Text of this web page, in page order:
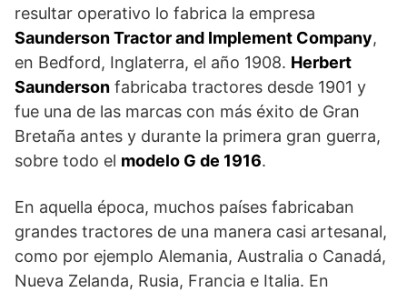
resultar operativo lo fabrica la empresa
Saunderson Tractor and Implement Company,
en Bedford, Inglaterra, el año 1908. Herbert
Saunderson fabricaba tractores desde 1901 y
fue una de las marcas con más éxito de Gran
Bretaña antes y durante la primera gran guerra,
sobre todo el modelo G de 1916.
En aquella época, muchos países fabricaban
grandes tractores de una manera casi artesanal,
como por ejemplo Alemania, Australia o Canadá,
Nueva Zelanda, Rusia, Francia e Italia. En